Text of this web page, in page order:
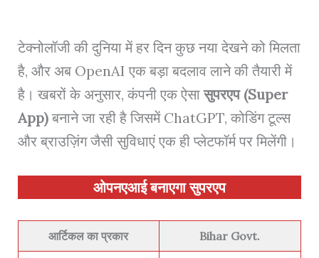
टेक्नोलॉजी की दुनिया में हर दिन कुछ नया देखने को मिलता
है, और अब OpenAI एक बड़ा बदलाव लाने की तैयारी में
है। खबरों के अनुसार, कंपनी एक ऐसासुपरएप (Super
App)बनाने जा रही है जिसमें ChatGPT, कोडिंग टूल्स
और ब्राउज़िंग जैसी सुविधाएं एक ही प्लेटफॉर्म पर मिलेंगी।
ओपनएआई बनाएगा सुपरएप
आर्टिकल का प्रकार Bihar Govt.